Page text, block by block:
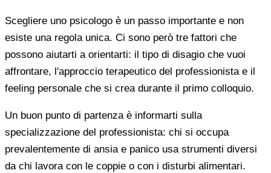
Scegliere uno psicologo è un passo importante e non
esiste una regola unica. Ci sono però tre fattori che
possono aiutarti a orientarti: il tipo di disagio che vuoi
affrontare, l'approccio terapeutico del professionista e il
feeling personale che si crea durante il primo colloquio.
Un buon punto di partenza è informarti sulla
specializzazione del professionista: chi si occupa
prevalentemente di ansia e panico usa strumenti diversi
da chi lavora con le coppie o con i disturbi alimentari.